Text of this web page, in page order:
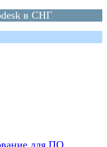
в СНГ
для ПО